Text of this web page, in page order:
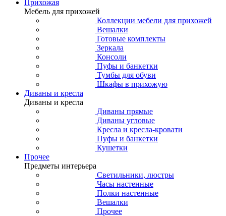
Прихожая
Мебель для прихожей
Коллекции мебели для прихожей
Вешалки
Готовые комплекты
Зеркала
Консоли
Пуфы и банкетки
Тумбы для обуви
Шкафы в прихожую
Диваны и кресла
Диваны и кресла
Диваны прямые
Диваны угловые
Кресла и кресла-кровати
Пуфы и банкетки
Кушетки
Прочее
Предметы интерьера
Светильники, люстры
Часы настенные
Полки настенные
Вешалки
Прочее